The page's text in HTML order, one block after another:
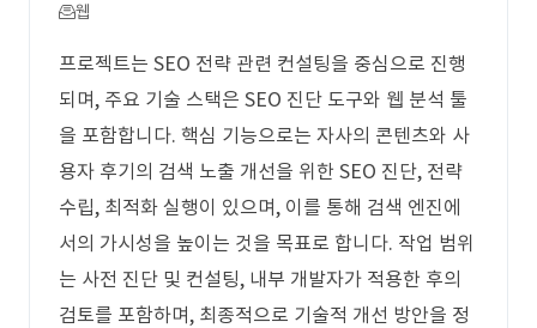
웹
프로젝트는 SEO 전략 관련 컨설팅을 중심으로 진행
되며, 주요 기술 스택은 SEO 진단 도구와 웹 분석 툴
을 포함합니다. 핵심 기능으로는 자사의 콘텐츠와 사
용자 후기의 검색 노출 개선을 위한 SEO 진단, 전략
수립, 최적화 실행이 있으며, 이를 통해 검색 엔진에
서의 가시성을 높이는 것을 목표로 합니다. 작업 범위
는 사전 진단 및 컨설팅, 내부 개발자가 적용한 후의
검토를 포함하며, 최종적으로 기술적 개선 방안을 정